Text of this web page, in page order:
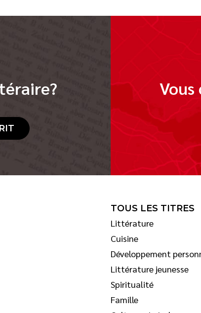
TOUS LES TITRES
Littérature
Cuisine
Développement
Littérature jeunesse
Spiritualité
Famille